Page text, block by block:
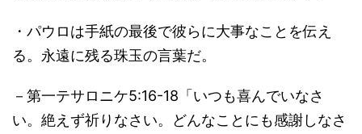
・パウロは手紙の最後で彼らに大事なことを伝え
る。永遠に残る珠玉の言葉だ。
－第一テサロニケ5:16-18「いつも喜んでいなさ
い。絶えず祈りなさい。どんなことにも感謝しなさ